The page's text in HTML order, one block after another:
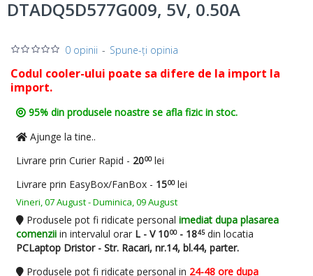
DTADQ5D577G009, 5V, 0.50A
Codul cooler-ului poate sa difere de la import la
import.
0 opinii - Spune-ţi opinia